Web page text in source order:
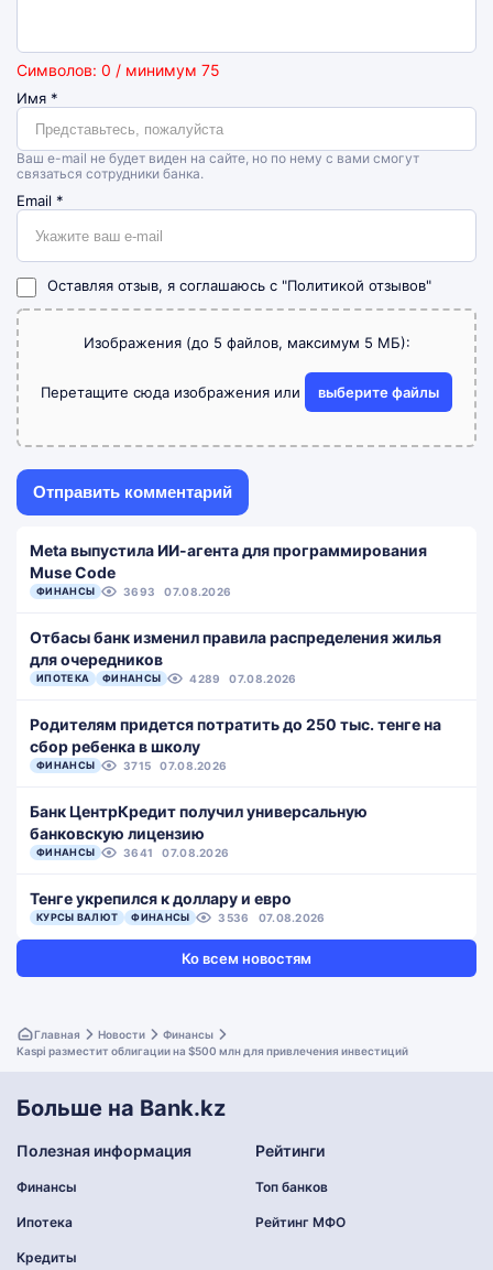
Символов: 0 / минимум 75
Имя *
Ваш e-mail не будет виден на сайте, но по нему с вами смогут
связаться сотрудники банка.
Email *
Оставляя отзыв, я соглашаюсь с "Политикой отзывов"
Изображения (до 5 файлов, максимум 5 МБ):
Перетащите сюда изображения или выберите файлы
Meta выпустила ИИ-агента для программирования
Muse Code
ФИНАНСЫ 3693 07.08.2026
Отбасы банк изменил правила распределения жилья
для очередников
ИПОТЕКА ФИНАНСЫ 4289 07.08.2026
Родителям придется потратить до 250 тыс. тенге на
сбор ребенка в школу
ФИНАНСЫ 3715 07.08.2026
Банк ЦентрКредит получил универсальную
банковскую лицензию
ФИНАНСЫ 3641 07.08.2026
Тенге укрепился к доллару и евро
КУРСЫ ВАЛЮТ ФИНАНСЫ 3536 07.08.2026
Ко всем новостям
Главная Новости
Финансы
Kaspi разместит облигации на $500 млн для привлечения инвестиций
Больше на Bank.kz
Полезная информация
Финансы
Ипотека
Кредиты
Рейтинги
Топ банков
Рейтинг МФО